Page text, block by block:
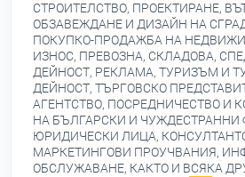
СТРОИТЕЛСТВО, ПРОЕКТИРАНЕ,
ОБЗАВЕЖДАНЕ И ДИЗАЙН НА
ПОКУПКО-ПРОДАЖБА НА
ИЗНОС, ПРЕВОЗНА, СКЛАДОВА,
ДЕЙНОСТ, РЕКЛАМА, ТУРИЗЪМ И
ДЕЙНОСТ, ТЪРГОВСКО
АГЕНТСТВО, ПОСРЕДНИЧЕСТВО И
НА БЪЛГАРСКИ И ЧУЖДЕСТРАННИ
ЮРИДИЧЕСКИ ЛИЦА,
МАРКЕТИНГОВИ ПРОУЧВАНИЯ,
ОБСЛУЖАВАНЕ, КАКТО И ВСЯКА